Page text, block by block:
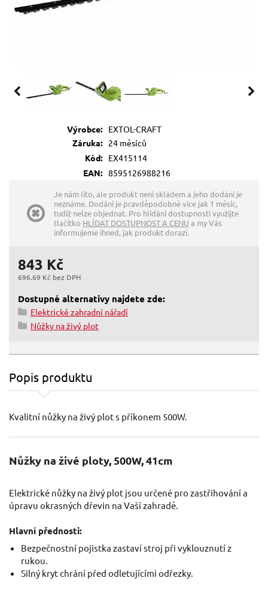
Výrobce:
EXTOL-CRAFT
Záruka:
24 měsíců
Kód:
EX415114
EAN: 8595126988216
Je nám líto, ale produkt není skladem a jeho dodání je
neznáme. Dodání je pravděpodobně více jak 1 měsíc,
tudíž nelze objednat. Pro hlídání dostupnosti využijte
tlačítko HLÍDAT DOSTUPNOST A CENU a my Vás
informujeme ihned, jak produkt dorazí.
843 Kč
696.69 Kč bez DPH
Dostupné alternativy najdete zde:
Elektrické zahradní nářadí
Nůžky na živý plot
Popis produktu
Kvalitní nůžky na živý plot s příkonem 500W.
Nůžky na živé ploty, 500W, 41cm
Elektrické nůžky na živý plot jsou určené pro zastřihování a
úpravu okrasných dřevin na Vaší zahradě.
Hlavní přednosti:
Bezpečnostní pojistka zastaví stroj při vyklouznutí z
rukou.
Silný kryt chrání před odletujícími odřezky.